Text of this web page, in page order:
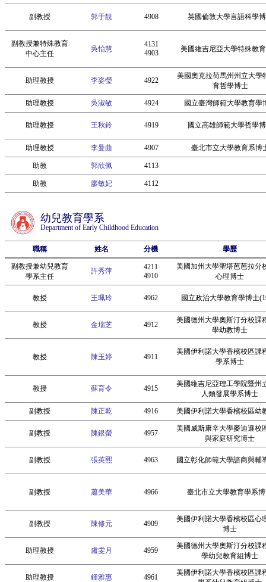
副教授 郭于靚 4908 英國倫敦大學言語科學
副教授兼特殊教育
中心主任
吳怡慧
4131
4903
美國維吉尼亞大學特殊教
助理教授 李姿瑩 4922
美國奧克拉荷馬州州立大學
育哲學博士
助理教授 吳淑敏 4924 國立臺灣師範大學教育學
助理教授 王秋鈴 4919 國立高雄師範大學哲學
助理教授 李曼曲 4907 臺北市立大學教育系博
助教 郭欣佩 4113
助教 廖敏妃 4112
幼兒教育學系
Department of Early Childhood Education
職稱 姓名 分機 學歷
副教授兼幼兒教育
學系主任
許秀萍
4211
4910
美國加州大學聖塔芭芭拉分
心理博士
教授 王珮玲 4962 國立政治大學教育學博士
教授 金瑞芝 4912
美國德州大學奧斯汀分校課
學幼教博士
教授 陳玉婷 4911
美國伊利諾大學香檳校區課
學系博士
教授 蘇育令 4915
美國維吉尼亞理工學院暨州
人類發展學系博士
副教授 陳正乾 4916 美國伊利諾大學香檳校區幼
副教授 陳銀螢 4957
美國威斯康辛大學麥迪遜校
與家庭研究博士
副教授 張英熙 4963 國立彰化師範大學諮商與輔
副教授 蕭美華 4966 臺北市立大學教育學系
副教授 陳修元 4909
美國伊利諾大學香檳校區心
博士
助理教授 盧雯月 4959
美國德州大學奧斯汀分校課
學幼兒教育組博士
助理教授 鍾雅惠 4961
美國伊利諾大學香檳校區課